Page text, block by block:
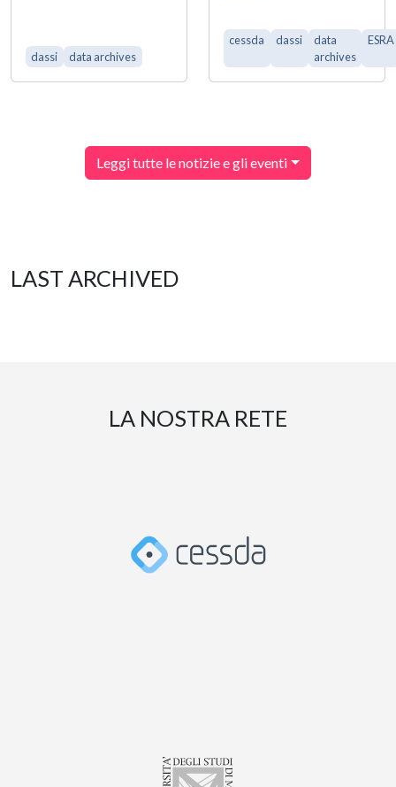
dassi data archives
cessda dassi
data
archives
ESRA
Leggi tutte le notizie e gli eventi
LAST ARCHIVED
LA NOSTRA RETE